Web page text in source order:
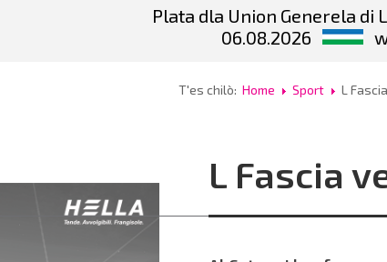
Plata dla Union Generela di
06.08.2026
T'es chilò: Home Sport L
L Fascia